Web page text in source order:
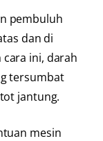
pembuluh
dan di
ini, darah
tersumbat
jantung.
mesin